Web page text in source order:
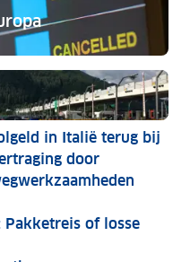
in Italië terug bij
door
Pakketreis of losse